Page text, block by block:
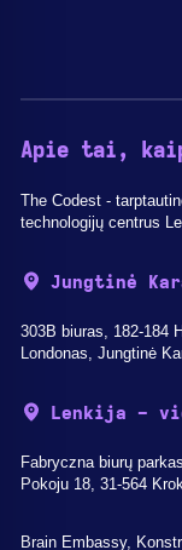
Apie tai, kaip
The Codest -
technologijų centrus
Jungtinė
303B biuras, 182-184
Londonas, Jungtinė
Lenkija -
Fabryczna biurų
Pokoju 18, 31-564
Brain Embassy,